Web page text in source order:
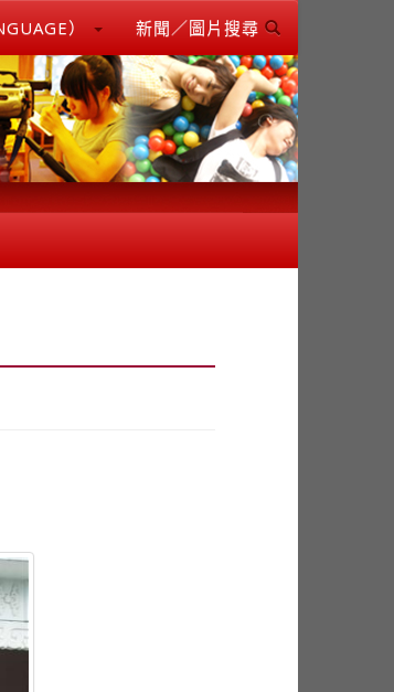
） 新聞／圖片搜尋